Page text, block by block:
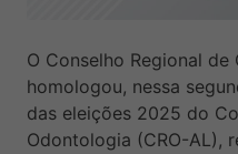
O Conselho Regional de
homologou, nessa
das eleições 2025 do
Odontologia (CRO-AL),